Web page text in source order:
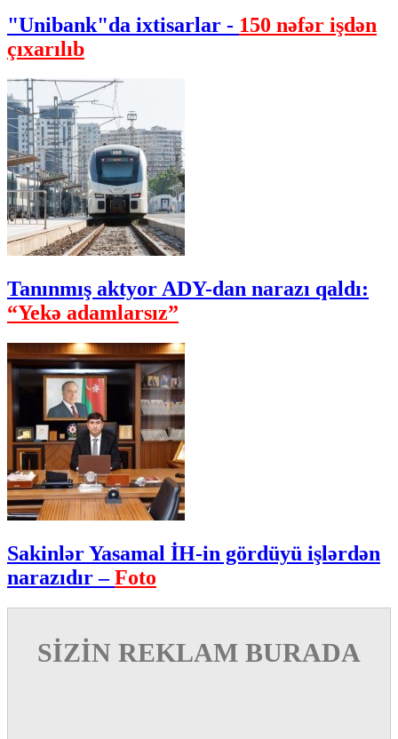
"Unibank"da ixtisarlar - 150 nəfər işdən
çıxarılıb
Tanınmış aktyor ADY-dan narazı qaldı:
“Yekə adamlarsız”
Sakinlər Yasamal İH-in gördüyü işlərdən
narazıdır –Foto
SİZİN REKLAM BURADA